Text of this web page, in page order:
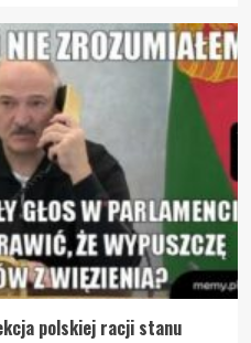
polskiej racji stanu